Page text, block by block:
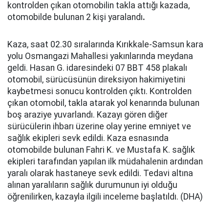
kontrolden çıkan otomobilin takla attığı kazada,
otomobilde bulunan 2 kişi yaralandı.
Kaza, saat 02.30 sıralarında Kırıkkale-Samsun kara
yolu Osmangazi Mahallesi yakınlarında meydana
geldi. Hasan G. idaresindeki 07 BBT 458 plakalı
otomobil, sürücüsünün direksiyon hakimiyetini
kaybetmesi sonucu kontrolden çıktı. Kontrolden
çıkan otomobil, takla atarak yol kenarında bulunan
boş araziye yuvarlandı. Kazayı gören diğer
sürücülerin ihbarı üzerine olay yerine emniyet ve
sağlık ekipleri sevk edildi. Kaza esnasında
otomobilde bulunan Fahri K. ve Mustafa K. sağlık
ekipleri tarafından yapılan ilk müdahalenin ardından
yaralı olarak hastaneye sevk edildi. Tedavi altına
alınan yaralıların sağlık durumunun iyi olduğu
öğrenilirken, kazayla ilgili inceleme başlatıldı. (DHA)